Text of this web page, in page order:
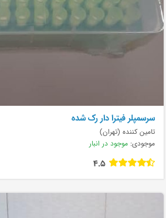
سرسمپلر فیترا دار رک شده
تامین کننده (تهران)
موجودی: موجود در انبار
4.5